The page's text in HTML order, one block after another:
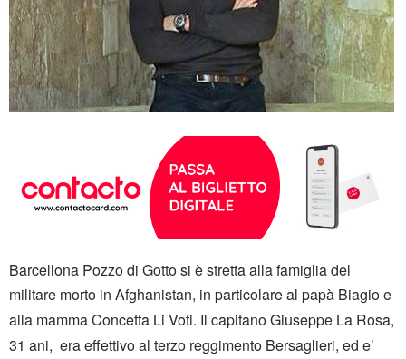
Barcellona Pozzo di Gotto si è stretta alla famiglia del
militare morto in Afghanistan, in particolare al papà Biagio e
alla mamma Concetta Li Voti. Il capitano Giuseppe La Rosa,
31 ani, era effettivo al terzo reggimento Bersaglieri, ed e’